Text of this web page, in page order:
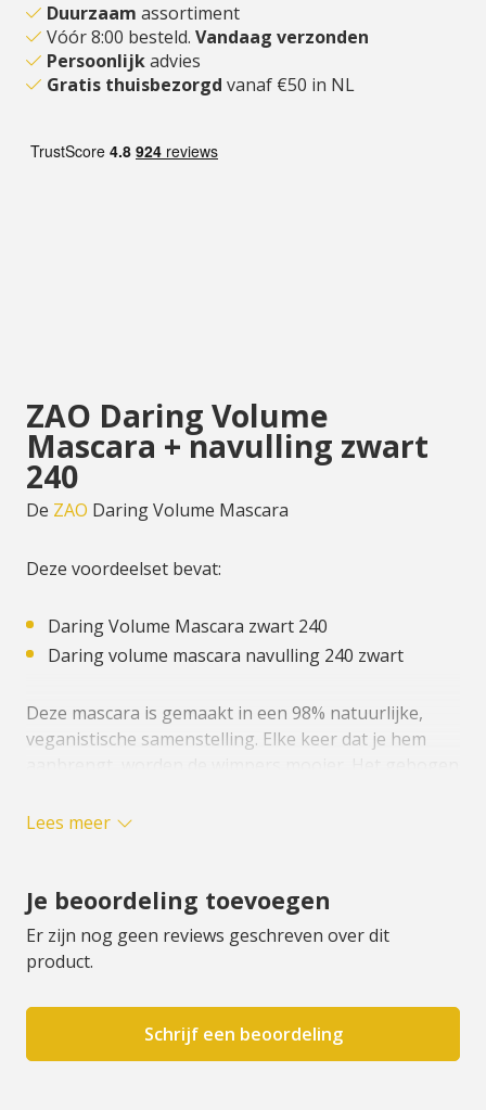
Duurzaam assortiment
Vóór 8:00 besteld. Vandaag verzonden
Persoonlijkadvies
Gratis thuisbezorgd vanaf €50 in NL
ZAO Daring Volume
Mascara + navulling zwart
240
De ZAO Daring Volume Mascara
Deze voordeelset bevat:
Daring Volume Mascara zwart 240
Daring volume mascara navulling 240 zwart
Deze mascara is gemaakt in een 98% natuurlijke,
veganistische samenstelling. Elke keer dat je hem
de vorm van de wimpers. Elke beweging scheidt en
Dankzij de bredere opening is het aanbrengen
nauwkeurig en gelijkmatig, waardoor je precies de
juiste hoeveelheid product op je wimpers aanbrengt,
zonder klontjes of te veel product.
Gebruiksaanwijzing
Lees meer
Je beoordeling toevoegen
Er zijn nog geen reviews geschreven over dit
product.
Schrijf een beoordeling